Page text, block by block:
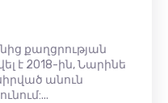
քաղցրության
է 2018-ին, Նարինե
անուն